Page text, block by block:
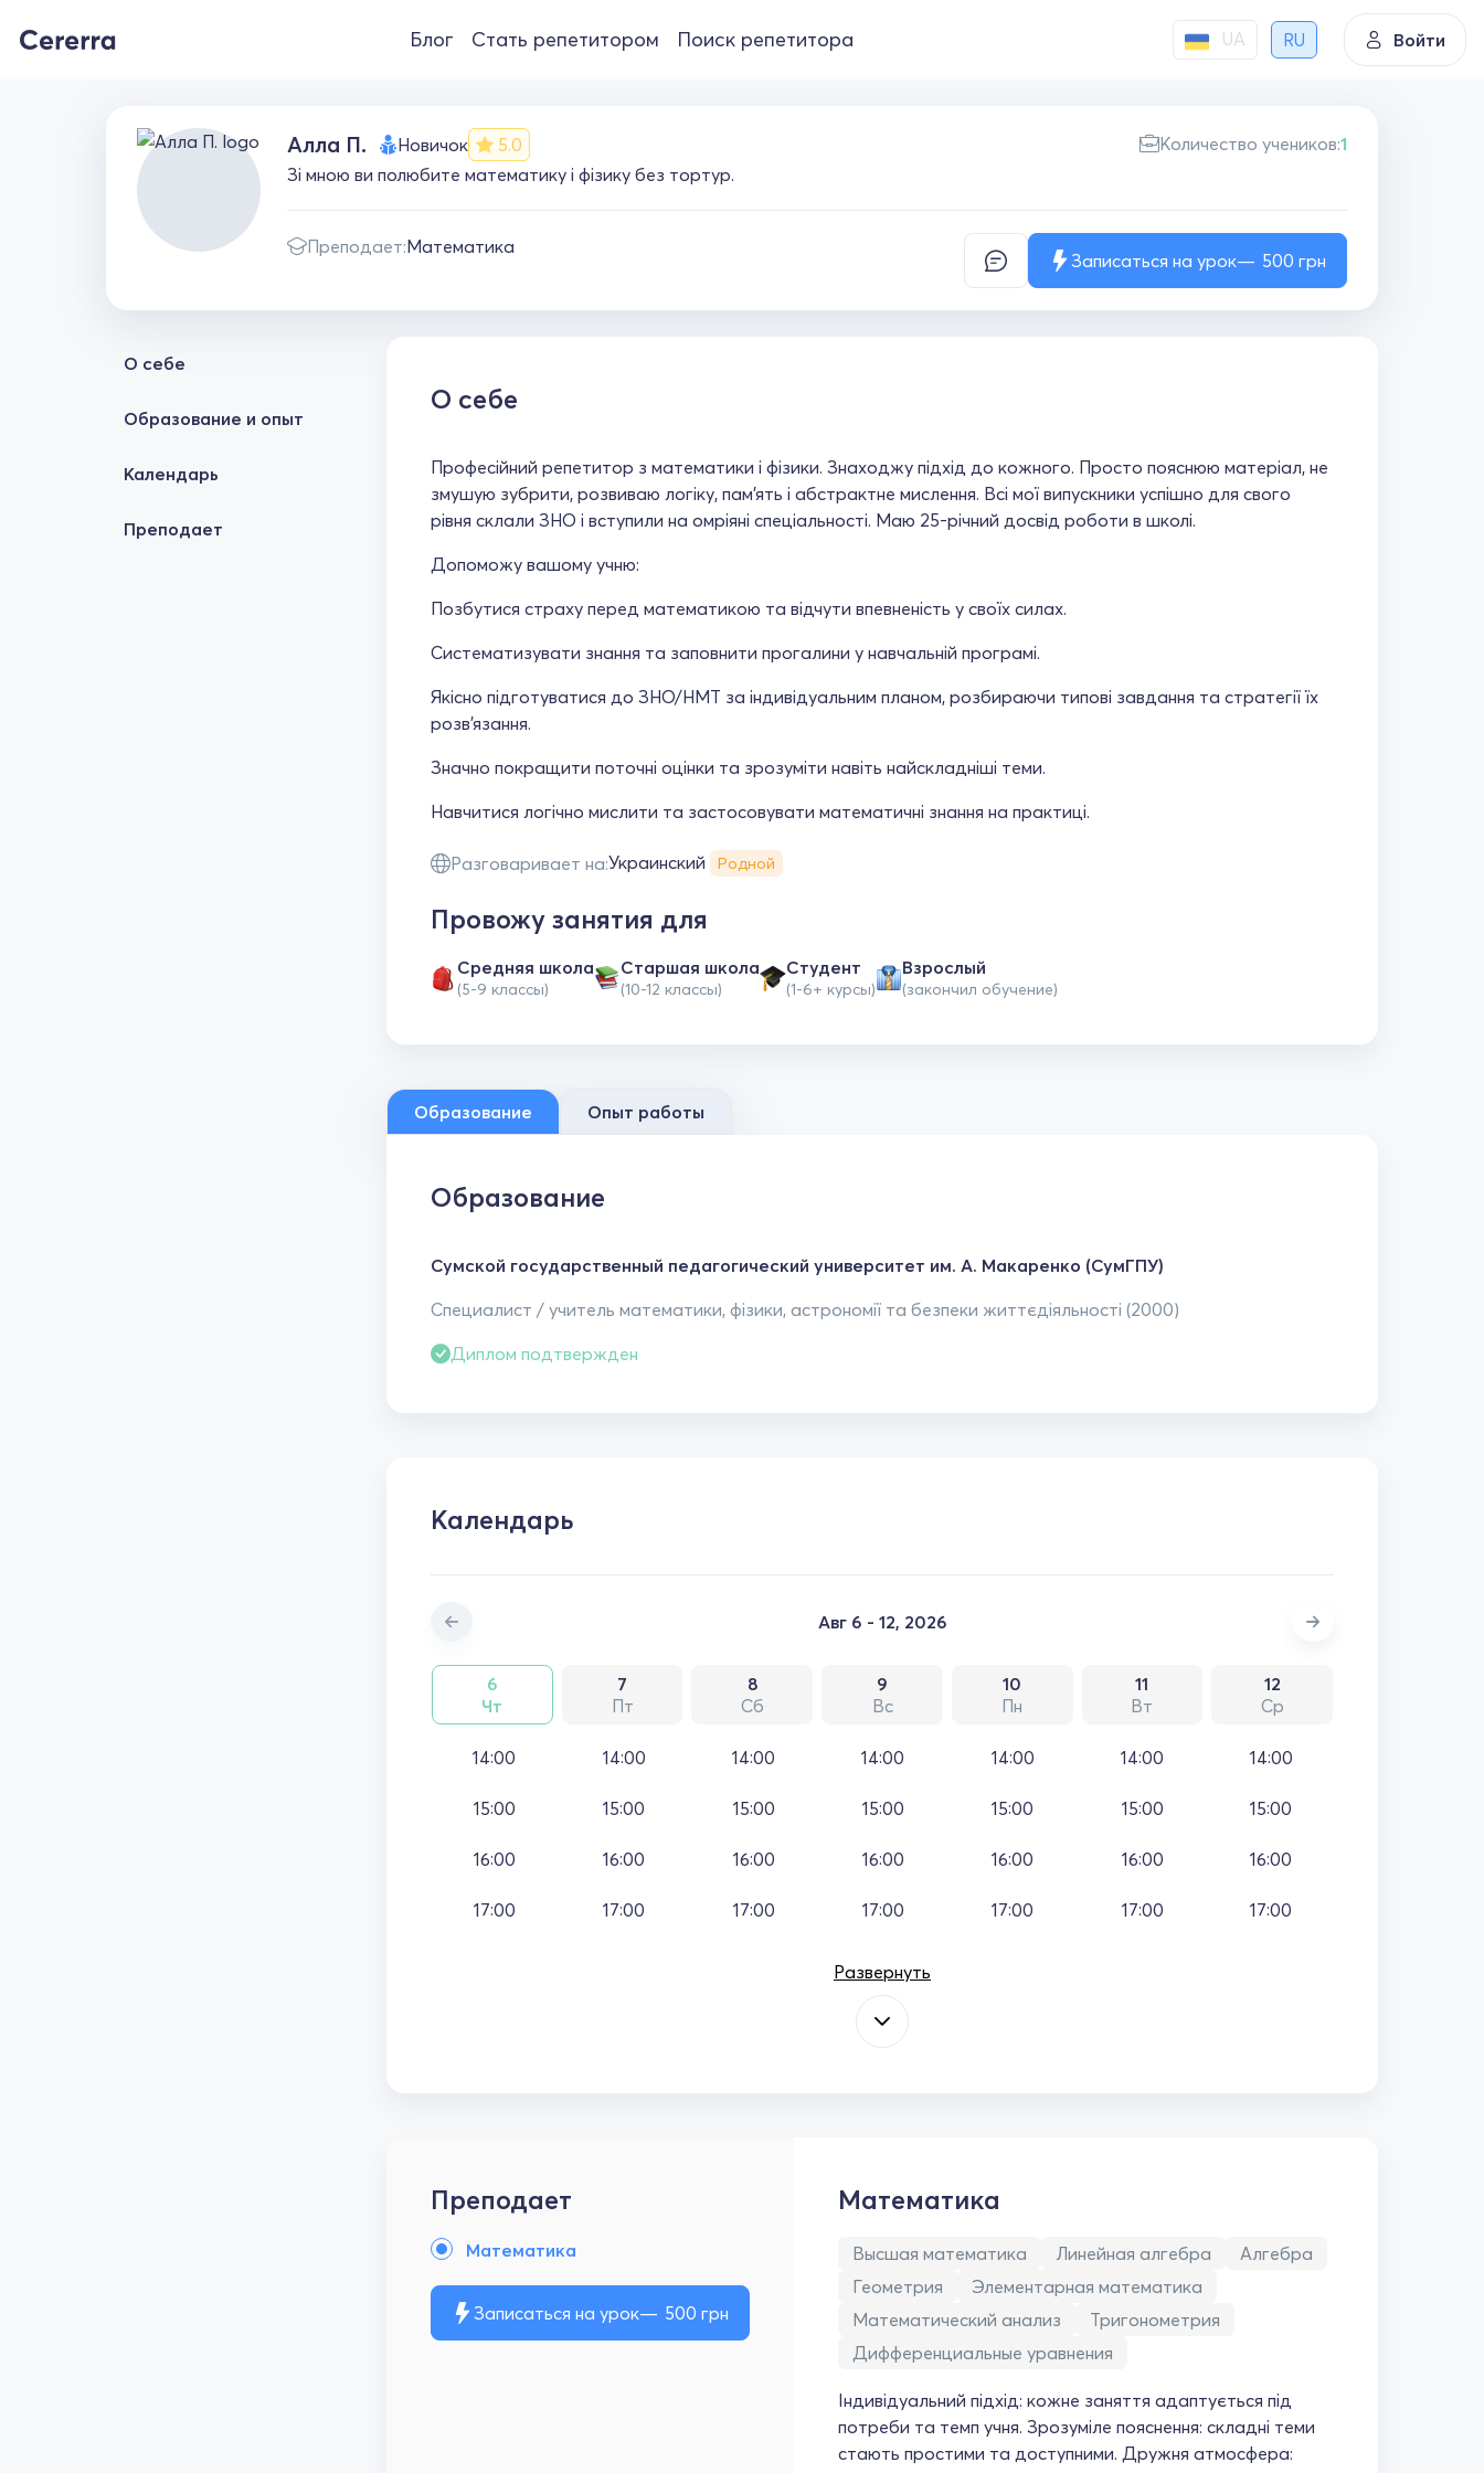
Блог Стать репетитором Поиск репетитора UA RU Войти
Алла П. Новичок
5.0
Зі мною ви полюбите математику і фізику без тортур.
Преподает:Математика
Количество учеников:1
Записаться на урок 500 грн
О себе
Образование и опыт
Календарь
Преподает
О себе
Професійний репетитор з математики і фізики. Знаходжу підхід до кожного. Просто пояснюю матеріал, не
змушую зубрити, розвиваю логіку, пам'ять і абстрактне мислення. Всі мої випускники успішно для свого
рівня склали ЗНО і вступили на омріяні спеціальності. Маю 25-річний досвід роботи в школі.
Допоможу вашому учню:
Позбутися страху перед математикою та відчути впевненість у своїх силах.
Систематизувати знання та заповнити прогалини у навчальній програмі.
Якісно підготуватися до ЗНО/НМТ за індивідуальним планом, розбираючи типові завдання та стратегії їх
розв'язання.
Значно покращити поточні оцінки та зрозуміти навіть найскладніші теми.
Навчитися логічно мислити та застосовувати математичні знання на практиці.
Разговаривает на:Украинский Родной
Провожу занятия для
Средняя школа
(5-9 классы)
Cтаршая школа
(10-12 классы)
Студент
(1-6+ курсы)
Взрослый
(закончил обучение)
Образование Опыт работы
Образование
Сумской государственный педагогический университет им. А. Макаренко (СумГПУ)
Специалист / учитель математики, фізики, астрономії та безпеки життєдіяльності (2000)
Диплом подтвержден
Календарь
Авг 6 - 12, 2026
6
Чт
7
Пт
8
Сб
9
Вс
10
Пн
11
Вт
12
Ср
14:00
15:00
16:00
17:00
14:00
15:00
16:00
17:00
14:00
15:00
16:00
17:00
14:00
15:00
16:00
17:00
14:00
15:00
16:00
17:00
14:00
15:00
16:00
17:00
14:00
15:00
16:00
17:00
Развернуть
Преподает
Математика
Записаться на урок 500 грн
Математика
Высшая математика Линейная алгебра
Алгебра
Геометрия
Элементарная математика
Математический анализ
Тригонометрия
Дифференциальные уравнения
Індивідуальний підхід: кожне заняття адаптується під
потреби та темп учня. Зрозуміле пояснення: складні теми
стають простими та доступними. Дружня атмосфера: